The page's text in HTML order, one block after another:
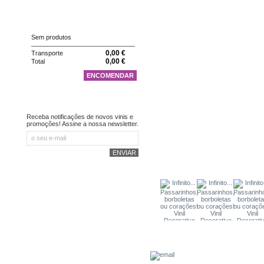
Sem produtos
Transporte 0,00 €
Total 0,00 €
ENCOMENDAR
Receba notificações de novos vinis e
promoções! Assine a nossa newsletter.